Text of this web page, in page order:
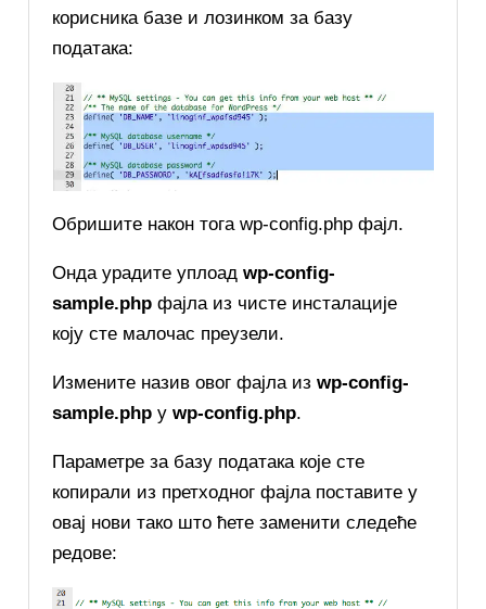
корисника базе и лозинком за базу
података:
Обришите након тога wp-config.php фајл.
Онда урадите уплоадwp-config-
sample.php фајла из чисте инсталације
коју сте малочас преузели.
Измените назив овог фајла изwp-config-
sample.php уwp-config.php.
Параметре за базу података које сте
копирали из претходног фајла поставите у
овај нови тако што ћете заменити следеће
редове: